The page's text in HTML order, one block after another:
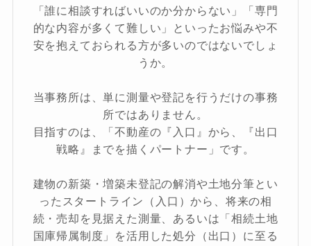
「誰に相談すればいいのか分からない」「専門
的な内容が多くて難しい」といったお悩みや不
安を抱えておられる方が多いのではないでしょ
うか。
当事務所は、単に測量や登記を行うだけの事務
所ではありません。
目指すのは、「不動産の『入口』から、『出口
戦略』までを描くパートナー」です。
建物の新築・増築未登記の解消や土地分筆とい
ったスタートライン（入口）から、将来の相
続・売却を見据えた測量、あるいは「相続土地
国庫帰属制度」を活用した処分（出口）に至る